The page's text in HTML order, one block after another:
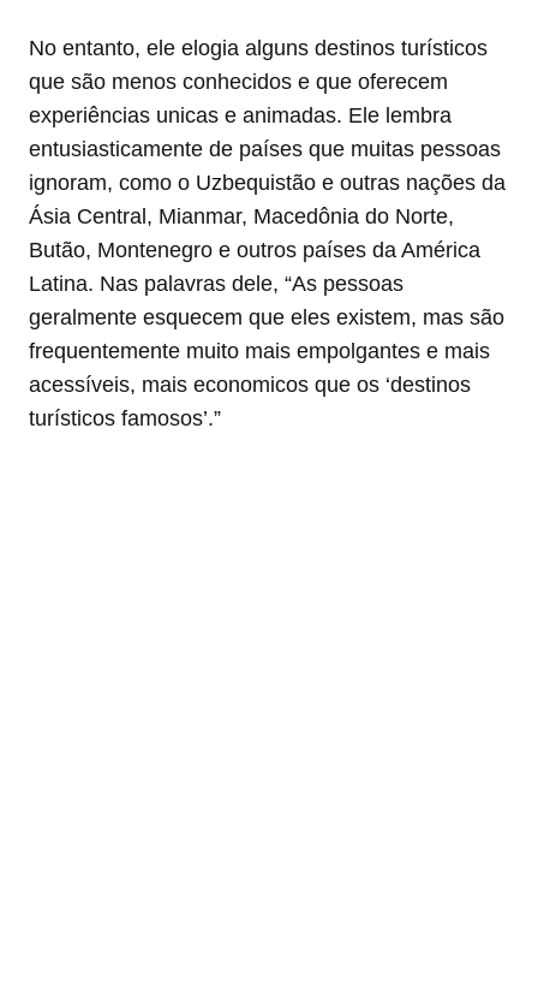
No entanto, ele elogia alguns destinos turísticos
que são menos conhecidos e que oferecem
experiências unicas e animadas. Ele lembra
entusiasticamente de países que muitas pessoas
ignoram, como o Uzbequistão e outras nações da
Ásia Central, Mianmar, Macedônia do Norte,
Butão, Montenegro e outros países da América
Latina. Nas palavras dele, “As pessoas
geralmente esquecem que eles existem, mas são
frequentemente muito mais empolgantes e mais
acessíveis, mais economicos que os ‘destinos
turísticos famosos’.”